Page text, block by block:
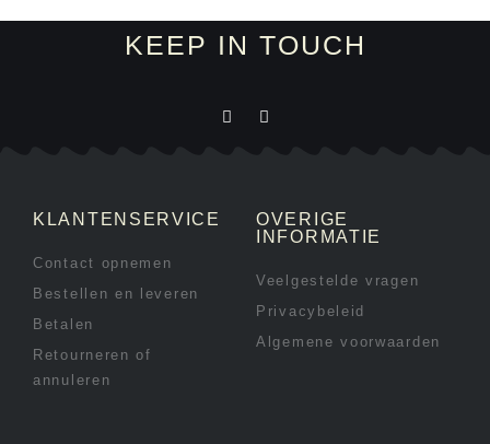
KEEP IN TOUCH
KLANTENSERVICE
Contact opnemen
Bestellen en leveren
Betalen
Retourneren of
annuleren
OVERIGE
INFORMATIE
Veelgestelde vragen
Privacybeleid
Algemene voorwaarden